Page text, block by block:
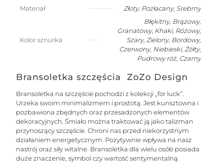
kuleczką
Materiał Złoty, Pozłacany, Srebrny
Kolor sznurka
Błękitny, Brązowy,
Granatowy, Khaki, Różowy,
Szary, Zielony, Bordowy,
Czerwony, Niebieski, Żółty,
Pudrowy róż, Czarny
Bransoletka szczęścia ZoZo Design
Bransoletka na szczęście pochodzi z kolekcji „for luck”.
Urzeka swoim minimalizmem i prostotą. Jest kunsztowna i
pozbawiona zbędnych oraz przesadzonych elementów
dekoracyjnych. Śmiało można traktować ją jako talizman
przynoszący szczęście. Chroni nas przed niekorzystnym
działaniem energetycznym. Pozytywnie wpływa na nasz
nastrój oraz siły witalne. Bransoletka dla wielu osób posiada
duże znaczenie, symbol czy wartość sentymentalną.